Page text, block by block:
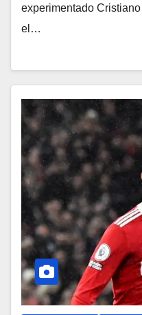
experimentado
el…